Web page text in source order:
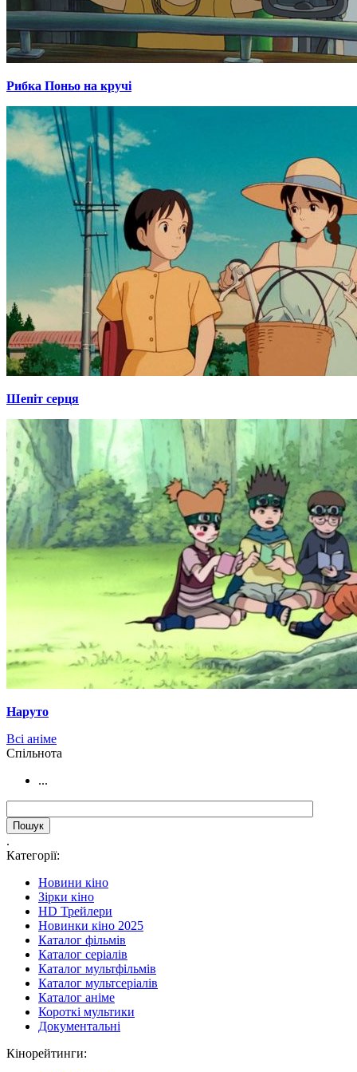
Рибка Поньо на кручі
Шепіт серця
Наруто
Всі аніме
Cпільнота
...
.
Категорії:
Новини кіно
Зірки кіно
HD Трейлери
Новинки кіно 2025
Каталог фільмів
Каталог серіалів
Каталог мультфільмів
Каталог мультсеріалів
Каталог аніме
Короткі мультики
Документальні
Кінорейтинги: